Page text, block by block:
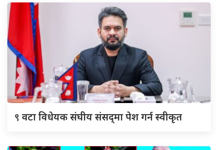
९ वटा विधेयक संघीय संसद्‌मा पेश गर्न स्वीकृत